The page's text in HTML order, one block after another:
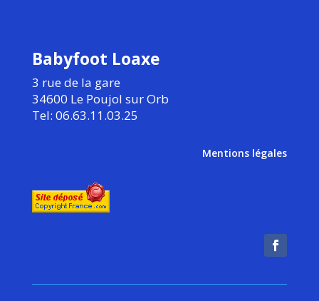
Babyfoot Loaxe
3 rue de la gare
34600 Le Poujol sur Orb
Tel: 06.63.11.03.25
Mentions légales